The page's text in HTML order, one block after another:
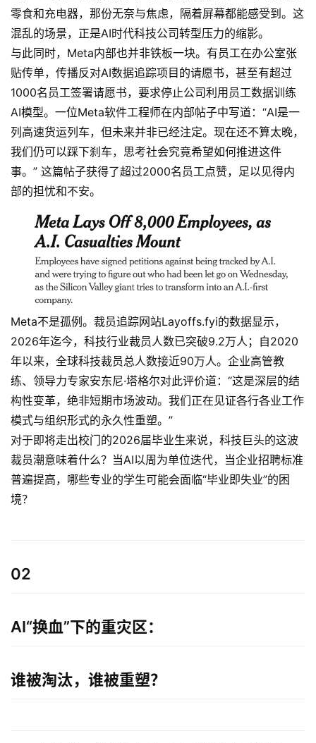
零食和充电器，那份无奈与焦虑，隔着屏幕都能感受到。这
混乱的场景，正是AI时代科技公司转型压力的缩影。
与此同时，Meta内部也并非铁板一块。有员工在办公室张
贴传单，传播反对AI数据追踪项目的请愿书，甚至有超过
1000名员工签署请愿书，要求停止公司利用员工数据训练
AI模型。一位Meta软件工程师在内部帖子中写道：“AI是一
列高速货运列车，但未来并非已经注定。现在还不算太晚，
我们仍可以踩下刹车，思考社会究竟希望如何推进这件
事。” 这篇帖子获得了超过2000名员工点赞，足以见得内
部的担忧和不安。
Meta不是孤例。裁员追踪网站Layoffs.fyi的数据显示，
2026年迄今，科技行业裁员人数已突破9.2万人；自2020
年以来，全球科技裁员总人数接近90万人。企业高管教
练、领导力专家安东尼·塔格尔对此评价道：“这是深层的结
构性变革，绝非短期市场波动。我们正在见证各行各业工作
模式与组织形式的永久性重塑。”
对于即将走出校门的2026届毕业生来说，科技巨头的这波
裁员潮意味着什么？当AI以周为单位迭代，当企业招聘标准
普遍提高，哪些专业的学生可能会面临“毕业即失业”的困
境？
02
AI“换血”下的重灾区：
谁被淘汰，谁被重塑？